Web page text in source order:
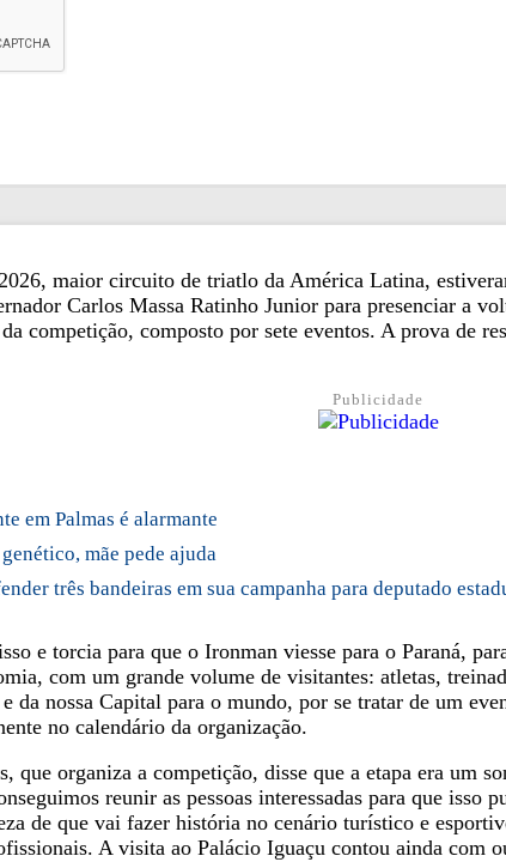
maior circuito de triatlo da América Latina,
Carlos Massa Ratinho Junior para presenciar a
competição, composto por sete eventos. A prova de
Publicidade
em Palmas é alarmante
mãe pede ajuda
três bandeiras em sua campanha para deputado
e torcia para que o Ironman viesse para o Paraná,
com um grande volume de visitantes: atletas,
da nossa Capital para o mundo, por se tratar de um
no calendário da organização.
organiza a competição, disse que a etapa era um
reunir as pessoas interessadas para que isso
de que vai fazer história no cenário turístico e
A visita ao Palácio Iguaçu contou ainda com